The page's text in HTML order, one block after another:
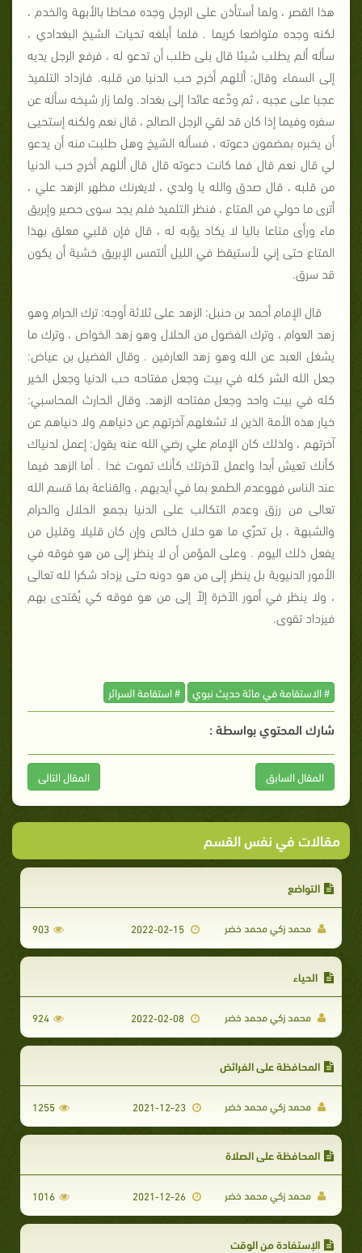
هذا القصر ، ولما أستأذن على الرجل وجده محاطا بالأبهة والخدم ،
لكنه وجده متواضعا كريما . فلما أبلغه تحيات الشيخ البغدادي ،
سأله ألم يطلب شيئا قال بلى طلب أن تدعو له ، فرفع الرجل يديه
إلى السماء وقال: أللهم أخرج حب الدنيا من قلبه. فازداد التلميذ
عجبا على عجبه ، ثم ودّعه عائدا إلى بغداد. ولما زار شيخه سأله عن
سفره وفيما إذا كان قد لقي الرجل الصالح ، قال نعم ولكنه إستحيى
أن يخبره بمضمون دعوته ، فسأله الشيخ وهل طلبت منه أن يدعو
لي قال نعم قال فما كانت دعوته قال قال أللهم أخرج حب الدنيا
من قلبه ، قال صدق والله يا ولدي ، لايغرنك مظهر الزهد علي ،
أترى ما حولي من المتاع ، فنظر التلميذ فلم يجد سوى حصير وإبريق
ماء ورأى متاعا باليا لا يكاد يؤبه له ، قال فإن قلبي معلق بهذا
المتاع حتى إني لأستيقظ في الليل ألتمس الإبريق خشية أن يكون
قد سرق.
قال الإمام أحمد بن حنبل: الزهد على ثلاثة أوجه: ترك الحرام وهو
زهد العوام ، وترك الفضول من الحلال وهو زهد الخواص ، وترك ما
يشغل العبد عن الله وهو زهد العارفين . وقال الفضيل بن عياض:
جعل الله الشر كله في بيت وجعل مفتاحه حب الدنيا وجعل الخير
كله في بيت واحد وجعل مفتاحه الزهد. وقال الحارث المحاسبي:
خيار هذه الأمة الذين لا تشغلهم آخرتهم عن دنياهم ولا دنياهم عن
آخرتهم ، ولذلك كان الإمام علي رضي الله عنه يقول: إعمل لدنياك
كأنك تعيش أبدا واعمل لآخرتك كأنك تموت غدا . أما الزهد فيما
عند الناس فهوعدم الطمع بما في أيديهم ، والقناعة بما قسم الله
تعالى من رزق وعدم التكالب على الدنيا بجمع الحلال والحرام
والشبهة ، بل تحرّي ما هو حلال خالص وإن كان قليلا وقليل من
يفعل ذلك اليوم . وعلى المؤمن أن لا ينظر إلى من هو فوقه في
الأمور الدنيوية بل ينظر إلى من هو دونه حتى يزداد شكرا لله تعالى
، ولا ينظر في أمور الآخرة إلاّ إلى من هو فوقه كي يُقتدى بهم
فيزداد تقوى.
# الاستقامة في مائة حديث نبوي # استقامة السرائر
شارك المحتوي بواسطة :
المقال السابق المقال التالى
مقالات في نفس القسم
التواضع
محمد زكي محمد خضر 903
الحياء
محمد زكي محمد خضر 924
المحافظة على الفرائض
محمد زكي محمد خضر 2021-12-23
1255
المحافظة على الصلاة
محمد زكي محمد خضر 2021-12-26
1016
الإستفادة من الوقت